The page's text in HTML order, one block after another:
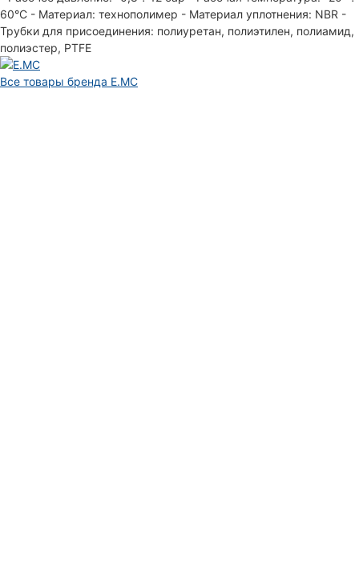
60°С - Материал: технополимер - Материал уплотнения: NBR -
Трубки для присоединения: полиуретан, полиэтилен, полиамид,
полиэстер, PTFE
Все товары бренда E.MC